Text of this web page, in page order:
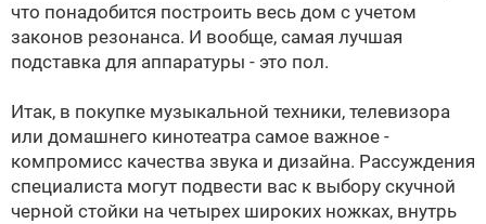
что понадобится построить весь дом с учетом
законов резонанса. И вообще, самая лучшая
подставка для аппаратуры - это пол.
Итак, в покупке музыкальной техники, телевизора
или домашнего кинотеатра самое важное -
компромисс качества звука и дизайна. Рассуждения
специалиста могут подвести вас к выбору скучной
черной стойки на четырех широких ножках, внутрь